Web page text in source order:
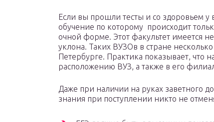
Если вы прошли тесты и со здоровьем у
обучение по которому происходит
очной форме. Этот факультет имеется
уклона. Таких ВУЗОв в стране
Петербурге. Практика показывает, что
расположению ВУЗ, а также в его
Даже при наличии на руках заветного
знания при поступлении никто не